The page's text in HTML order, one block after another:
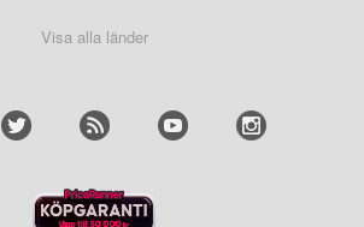
Visa alla länder